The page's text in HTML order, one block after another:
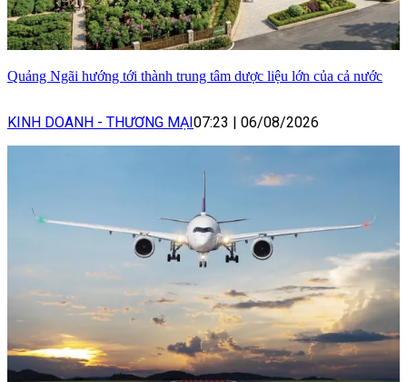
Quảng Ngãi hướng tới thành trung tâm dược liệu lớn của cả nước
KINH DOANH - THƯƠNG MẠI 07:23 06/08/2026